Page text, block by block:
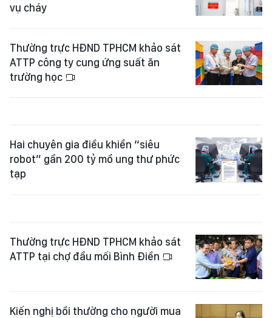
vụ cháy
Thường trực HĐND TPHCM khảo sát
ATTP công ty cung ứng suất ăn
trường học
Hai chuyên gia điều khiển “siêu
robot” gần 200 tỷ mổ ung thư phức
tạp
Thường trực HĐND TPHCM khảo sát
ATTP tại chợ đầu mối Bình Điền
Kiến nghị bồi thường cho người mua